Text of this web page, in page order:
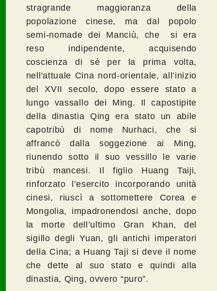
stragrande maggioranza della
popolazione cinese, ma dal popolo
semi-nomade dei Manciù, che si era
reso indipendente, acquisendo
coscienza di sé per la prima volta,
nell'attuale Cina nord-orientale, all’inizio
del XVII secolo, dopo essere stato a
lungo vassallo dei Ming. Il capostipite
della dinastia Qing era stato un abile
capotribù di nome Nurhaci, che si
affrancò dalla soggezione ai Ming,
riunendo sotto il suo vessillo le varie
tribù mancesi. Il figlio Huang Taiji,
rinforzato l’esercito incorporando unità
cinesi, riuscì a sottomettere Corea e
Mongolia, impadronendosi anche, dopo
la morte dell’ultimo Gran Khan, del
sigillo degli Yuan, gli antichi imperatori
della Cina; a Huang Taji si deve il nome
che dette al suo stato e quindi alla
dinastia, Qing, ovvero “puro”.